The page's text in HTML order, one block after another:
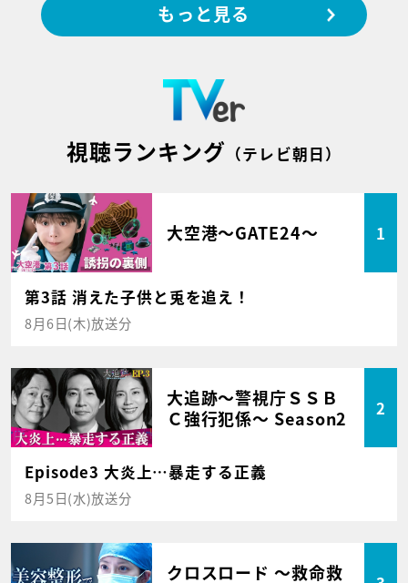
もっと見る
視聴ランキング （テレビ朝日）
大空港～GATE24～ 1
第3話 消えた子供と兎を追え！
8月6日(木)放送分
大追跡～警視庁ＳＳＢ
Ｃ強行犯係～ Season2
2
Episode3 大炎上…暴走する正義
8月5日(水)放送分
クロスロード ～救命救